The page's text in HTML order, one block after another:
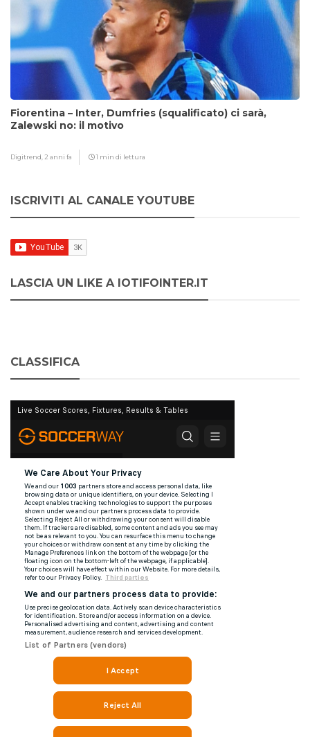
Fiorentina – Inter, Dumfries (squalificato) ci sarà,
Zalewski no: il motivo
Digitrend, 2 anni fa 1 min di lettura
ISCRIVITI AL CANALE YOUTUBE
LASCIA UN LIKE A IOTIFOINTER.IT
CLASSIFICA